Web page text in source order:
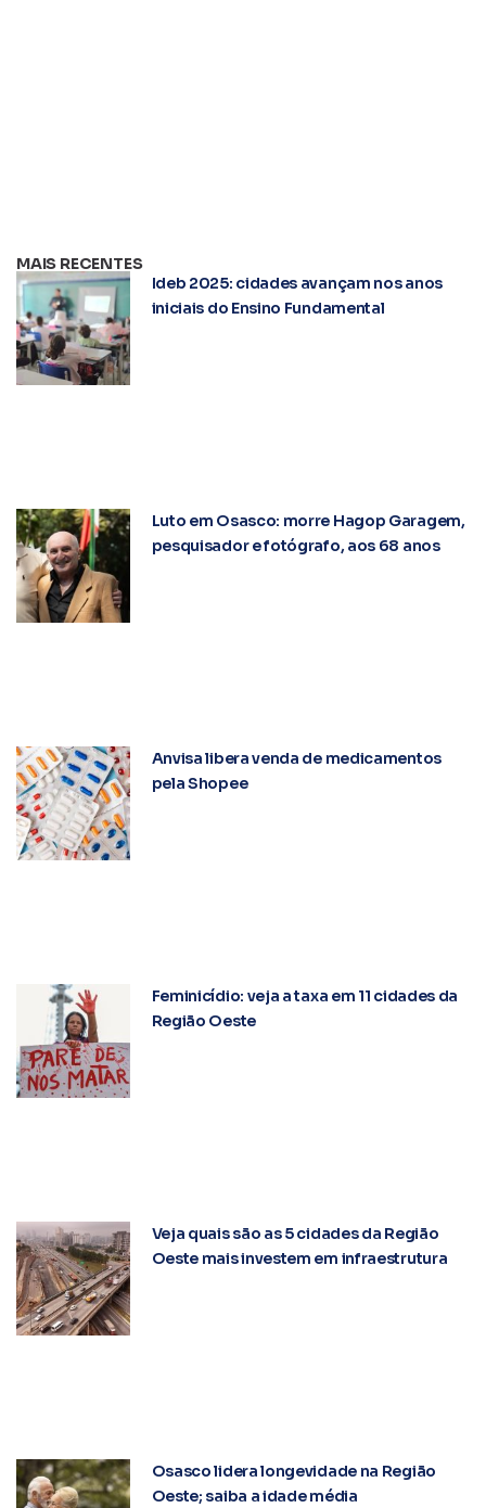
MAIS RECENTES
Ideb 2025: cidades avançam nos anos
iniciais do Ensino Fundamental
Luto em Osasco: morre Hagop Garagem,
pesquisador e fotógrafo, aos 68 anos
Anvisa libera venda de medicamentos
pela Shopee
Feminicídio: veja a taxa em 11 cidades da
Região Oeste
Veja quais são as 5 cidades da Região
Oeste mais investem em infraestrutura
Osasco lidera longevidade na Região
Oeste; saiba a idade média